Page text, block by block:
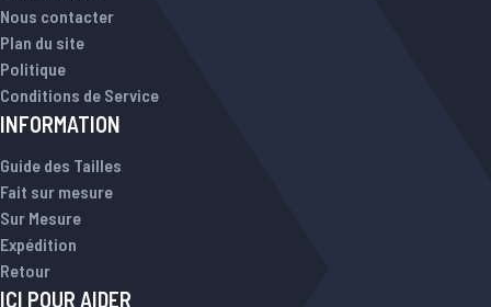
Nous contacter
Plan du site
Politique
Conditions de Service
INFORMATION
Guide des Tailles
Fait sur mesure
Sur Mesure
Expédition
Retour
ICI POUR AIDER